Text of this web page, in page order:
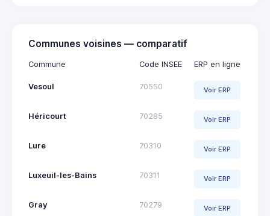
Communes voisines — comparatif
Commune Code INSEE ERP en ligne
Vesoul 70550 Voir ERP
Héricourt 70285 Voir ERP
Lure 70310 Voir ERP
Luxeuil-les-Bains 70311 Voir ERP
Gray 70279 Voir ERP